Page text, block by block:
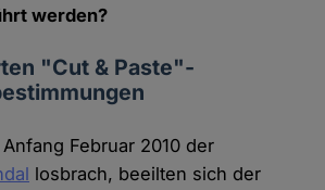
werden?
"Cut & Paste"-
Februar 2010 der
losbrach, beeilten sich der